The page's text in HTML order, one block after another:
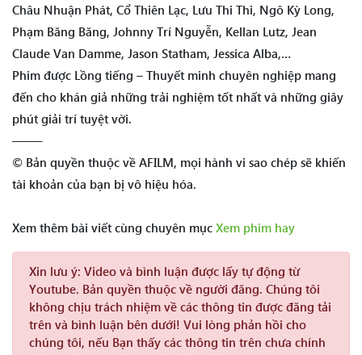
Châu Nhuận Phát, Cổ Thiên Lạc, Lưu Thi Thi, Ngô Kỳ Long,
Phạm Băng Băng, Johnny Trí Nguyễn, Kellan Lutz, Jean
Claude Van Damme, Jason Statham, Jessica Alba,…
Phim được Lồng tiếng – Thuyết minh chuyên nghiệp mang
đến cho khán giả những trải nghiệm tốt nhất và những giây
phút giải trí tuyệt vời.
——–
© Bản quyền thuộc về AFILM, mọi hành vi sao chép sẽ khiến
tài khoản của bạn bị vô hiệu hóa.
Xem thêm bài viết cùng chuyên mục Xem phim hay
Xin lưu ý: Video và bình luận được lấy tự động từ
Youtube. Bản quyền thuộc về người đăng. Chúng tôi
không chịu trách nhiệm về các thông tin được đăng tải
trên và bình luận bên dưới! Vui lòng phản hồi cho
chúng tôi, nếu Bạn thấy các thông tin trên chưa chính